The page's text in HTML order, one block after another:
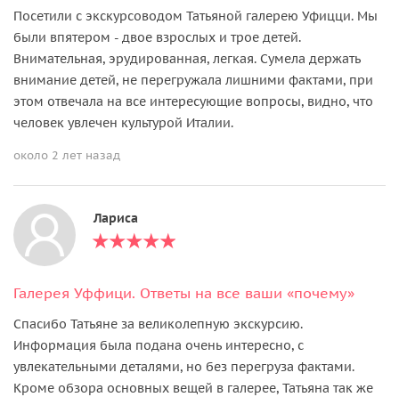
Посетили с экскурсоводом Татьяной галерею Уфицци. Мы
были впятером - двое взрослых и трое детей.
Внимательная, эрудированная, легкая. Сумела держать
внимание детей, не перегружала лишними фактами, при
этом отвечала на все интересующие вопросы, видно, что
человек увлечен культурой Италии.
около 2 лет назад
Лариса
Галерея Уффици. Ответы на все ваши «почему»
Спасибо Татьяне за великолепную экскурсию.
Информация была подана очень интересно, с
увлекательными деталями, но без перегруза фактами.
Кроме обзора основных вещей в галерее, Татьяна так же